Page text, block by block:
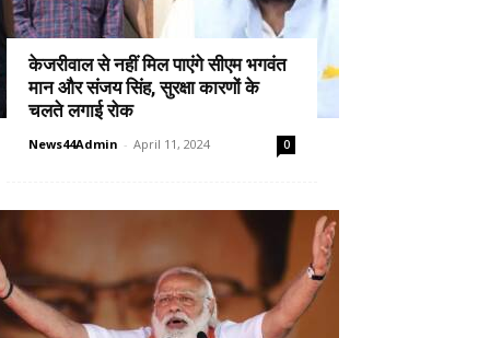
केजरीवाल से नहीं मिल पाएंगे सीएम भगवंत
मान और संजय सिंह, सुरक्षा कारणों के
चलते लगाई रोक
News44Admin - April 11, 2024 0